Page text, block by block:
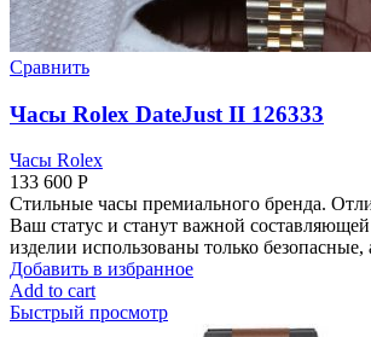
Сравнить
Часы Rolex DateJust II 126333
Часы Rolex
133 600 Р
Стильные часы премиального бренда.
Ваш статус и станут важной
изделии использованы только
Добавить в избранное
Add to cart
Быстрый просмотр